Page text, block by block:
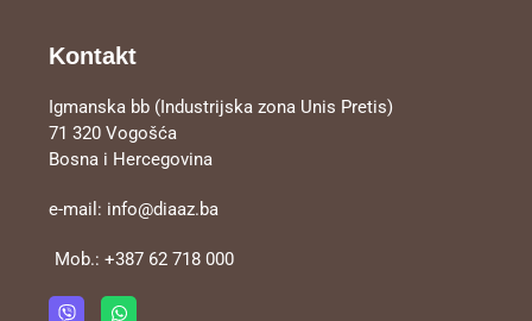
Kontakt
Igmanska bb (Industrijska zona Unis Pretis)
71 320 Vogošća
Bosna i Hercegovina
e-mail: info@diaaz.ba
Mob.:+387 62 718 000